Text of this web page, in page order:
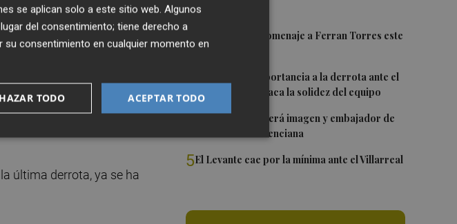
2 Foios rendirá homenaje a Ferran Torres este
viernes
3 Sotelo resta importancia a la derrota ante el
Villarreal y destaca la solidez del equipo
4Ferran Torres será imagen y embajador de
la Comunitat Valenciana
5El Levante cae por la mínima ante el Villarreal
el preparador de La Vila,
el descenso y afirmó que
última derrota, ya se ha
se aplican solo a este sitio web. Algunos
del consentimiento; tiene derecho a
su consentimiento en cualquier momento en
ACEPTAR TODO
TODO